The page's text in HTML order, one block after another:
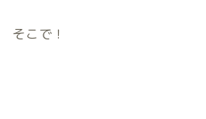
そこで！